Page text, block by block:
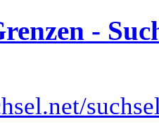
-